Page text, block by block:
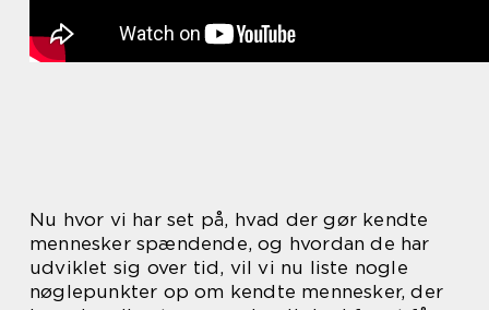
Nu hvor vi har set på, hvad der gør kendte
mennesker spændende, og hvordan de har
udviklet sig over tid, vil vi nu liste nogle
nøglepunkter op om kendte mennesker, der